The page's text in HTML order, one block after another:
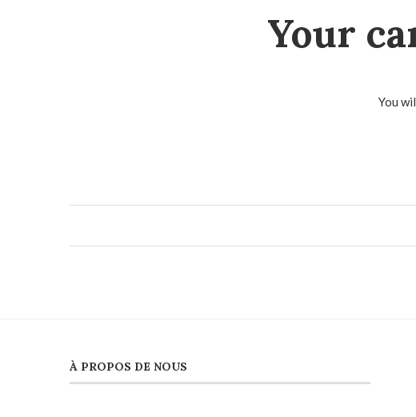
Your
You
À PROPOS DE NOUS